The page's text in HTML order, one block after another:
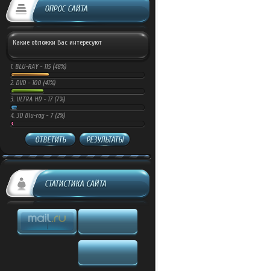
ОПРОС САЙТА
Какие обложки Вас интересуют
1. BLU-RAY - 115 (48%)
2. DVD - 100 (41%)
3. ULTRA HD - 17 (7%)
4. 3D Blu-ray - 7 (2%)
ОТВЕТИТЬ РЕЗУЛЬТАТЫ
СТАТИСТИКА САЙТА